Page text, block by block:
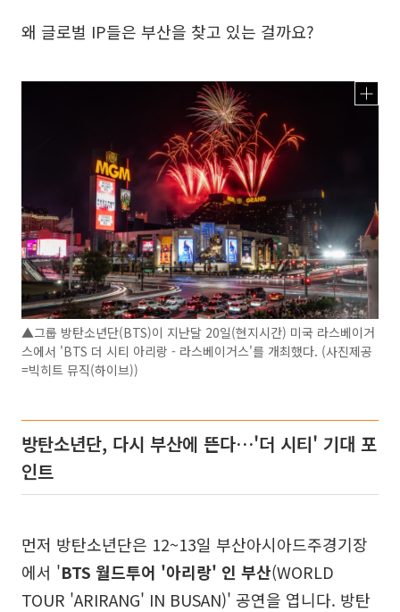
왜 글로벌 IP들은 부산을 찾고 있는 걸까요?
▲그룹 방탄소년단(BTS)이 지난달 20일(현지시간) 미국 라스베이거
스에서 'BTS 더 시티 아리랑 - 라스베이거스'를 개최했다. (사진제공
=빅히트 뮤직(하이브))
방탄소년단, 다시 부산에 뜬다…'더 시티' 기대 포
인트
먼저 방탄소년단은 12~13일 부산아시아드주경기장
에서 'BTS 월드투어 '아리랑' 인 부산(WORLD
TOUR 'ARIRANG' IN BUSAN)' 공연을 엽니다. 방탄